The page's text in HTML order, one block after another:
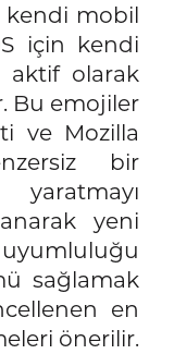
kendi mobil
için kendi
aktif olarak
Bu emojiler
ve Mozilla
bir
yeni
sağlamak
en
önerilir.